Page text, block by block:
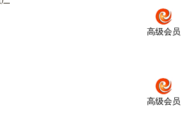
高级会员
高级会员